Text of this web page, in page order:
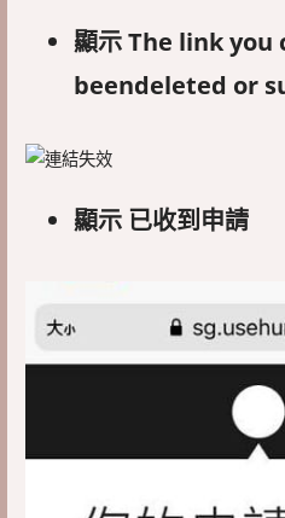
顯示 The link you
beendeleted or
顯示 已收到申請